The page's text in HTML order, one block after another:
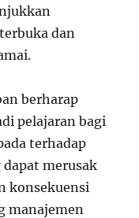
dan
berharap
pelajaran bagi
terhadap
dapat merusak
konsekuensi
manajemen